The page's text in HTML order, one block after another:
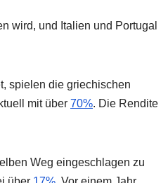
wird, und Italien und Portugal
spielen die griechischen
mit über 70%. Die Rendite
Weg eingeschlagen zu